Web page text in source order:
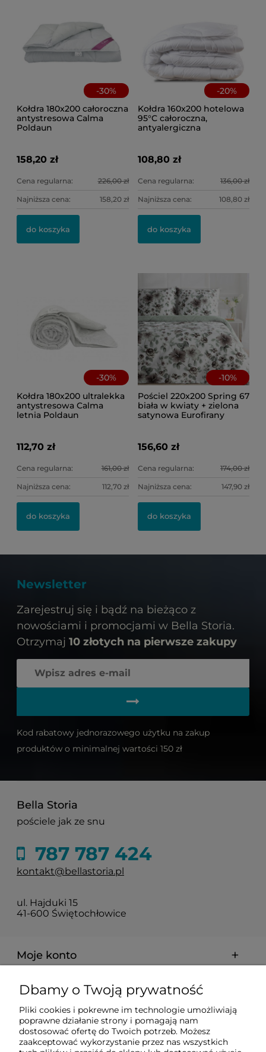
-30%
Kołdra 180x200 całoroczna
antystresowa Calma
Poldaun
158,20 zł
Cena regularna: 226,00 zł
Najniższa cena: 158,20 zł
do koszyka
-20%
Kołdra 160x200 hotelowa
95°C całoroczna,
antyalergiczna
108,80 zł
Cena regularna: 136,00 zł
Najniższa cena: 108,80 zł
do koszyka
-30%
Kołdra 180x200 ultralekka
antystresowa Calma
letnia Poldaun
112,70 zł
Cena regularna: 161,00 zł
Najniższa cena: 112,70 zł
do koszyka
-10%
Pościel 220x200 Spring 67
biała w kwiaty + zielona
satynowa Eurofirany
156,60 zł
Cena regularna: 174,00 zł
Najniższa cena: 147,90 zł
do koszyka
Newsletter
Zarejestruj się i bądź na bieżąco z
nowościami i promocjami w Bella Storia.
Otrzymaj 10 złotych na pierwsze zakupy
Kod rabatowy jednorazowego użytku na zakup
produktów o minimalnej wartości 150 zł
Bella Storia
pościele jak ze snu
787 787 424
kontakt@bellastoria.pl
ul. Hajduki 15
41-600 Świętochłowice
Moje konto
Dostawa i płatności
O firmie
Dbamy o Twoją prywatność
Pliki cookies i pokrewne im technologie umożliwiają
poprawne działanie strony i pomagają nam
dostosować ofertę do Twoich potrzeb. Możesz
zaakceptować wykorzystanie przez nas wszystkich